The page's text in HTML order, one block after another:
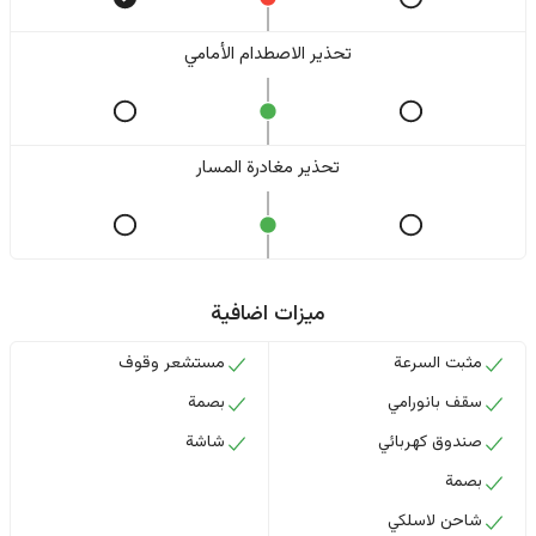
تحذير الاصطدام الأمامي
تحذير مغادرة المسار
ميزات اضافية
مثبت السرعة
سقف بانورامي
صندوق كهربائي
بصمة
شاحن لاسلكي
مستشعر وقوف
بصمة
شاشة